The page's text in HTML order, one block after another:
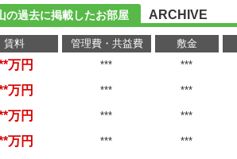
の過去に掲載したお部屋 ARCHIVE
賃料 管理費・共益費 敷金
万円 *** ***
万円 *** ***
万円 *** ***
万円 *** ***